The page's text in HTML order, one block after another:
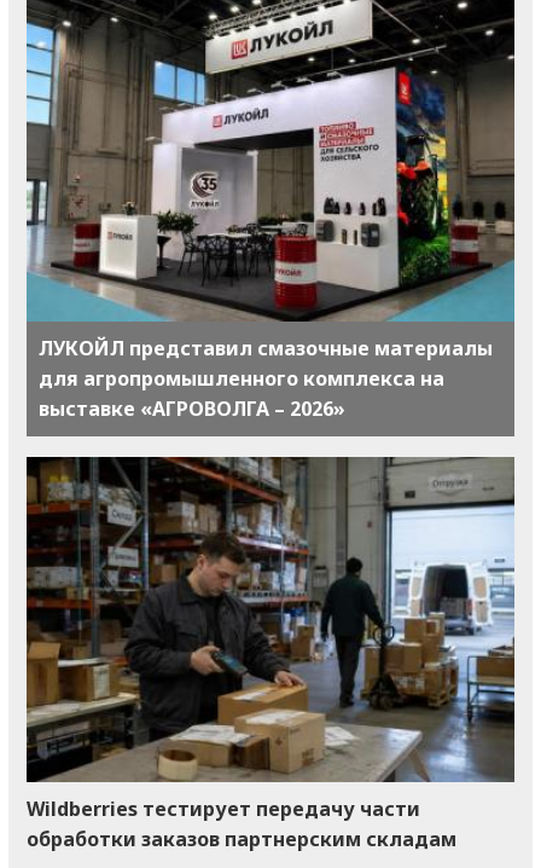
ЛУКОЙЛ представил смазочные материалы
для агропромышленного комплекса на
выставке «АГРОВОЛГА – 2026»
Wildberries тестирует передачу части
обработки заказов партнерским складам